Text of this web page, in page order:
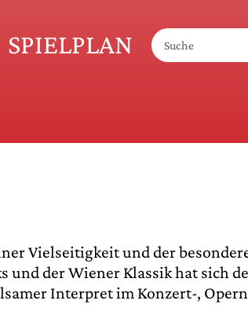
SPIELPLAN
Vielseitigkeit und der
und der Wiener Klassik hat sich
Interpret im Konzert-,